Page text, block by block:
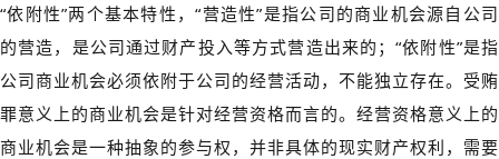
“依附性”两个基本特性，“营造性”是指公司的商业机会源自公司
的营造，是公司通过财产投入等方式营造出来的；“依附性”是指
公司商业机会必须依附于公司的经营活动，不能独立存在。受贿
罪意义上的商业机会是针对经营资格而言的。经营资格意义上的
商业机会是一种抽象的参与权，并非具体的现实财产权利，需要